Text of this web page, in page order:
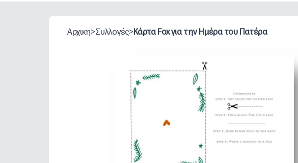
Αρχικη>Συλλογές>Κάρτα Fox για την Ημέρα του Πατέρα